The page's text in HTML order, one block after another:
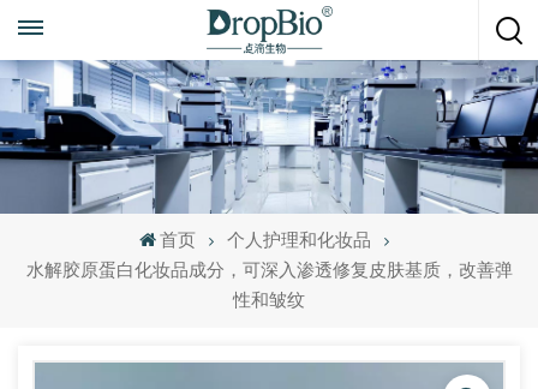
+86 15951008670
首页
个人护理和化妆品
水解胶原蛋白化妆品成分，可深入渗透修复皮肤基质，改善弹
性和皱纹